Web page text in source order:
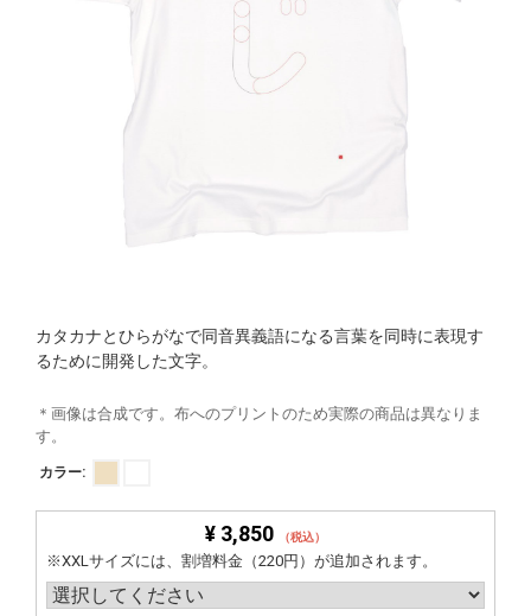
カタカナとひらがなで同音異義語になる言葉を同時に表現す
るために開発した文字。
＊画像は合成です。布へのプリントのため実際の商品は異なりま
す。
カラー:
¥ 3,850 （税込）
※XXLサイズには、割増料金（220円）が追加されます。